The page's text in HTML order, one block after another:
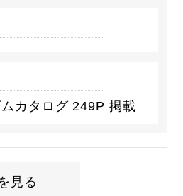
カタログ 249P 掲載
見る